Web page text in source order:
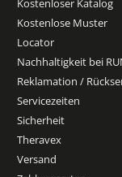
Kostenloser Katalog
Kostenlose Muster
Locator
Nachhaltigkeit bei
Reklamation /
Servicezeiten
Sicherheit
Theravex
Versand